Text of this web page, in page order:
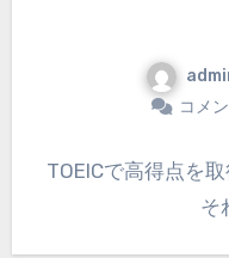
コメ
TOEICで高得点を
そ